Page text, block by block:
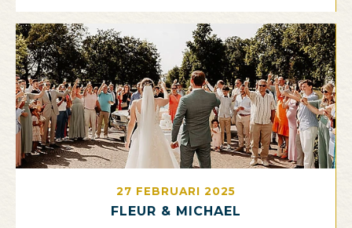
27 FEBRUARI 2025
FLEUR & MICHAEL